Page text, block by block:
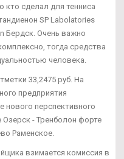
сделал для тенниса
SP Labolatories
Бердск. Очень важно
тогда средства
человека.
33,2475 руб. На
предприятия
нового перспективного
Озерск - Тренболон форте
Раменское.
взимается комиссия в